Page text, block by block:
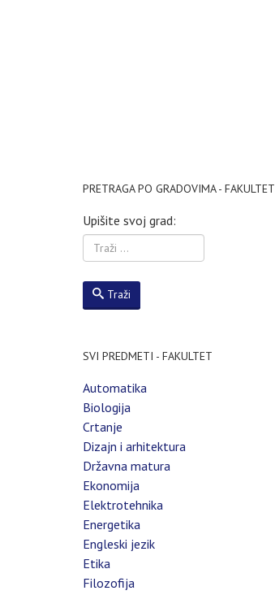
PRETRAGA PO GRADOVIMA - FAKULTET
Upišite svoj grad:
Traži
SVI PREDMETI - FAKULTET
Automatika
Biologija
Crtanje
Dizajn i arhitektura
Državna matura
Ekonomija
Elektrotehnika
Energetika
Engleski jezik
Etika
Filozofija